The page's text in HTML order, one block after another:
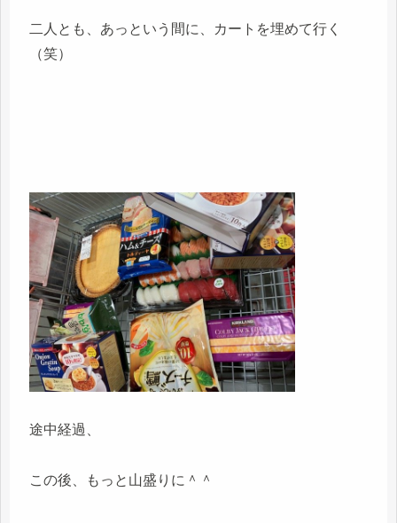
二人とも、あっという間に、カートを埋めて行く
（笑）
途中経過、
この後、もっと山盛りに＾＾